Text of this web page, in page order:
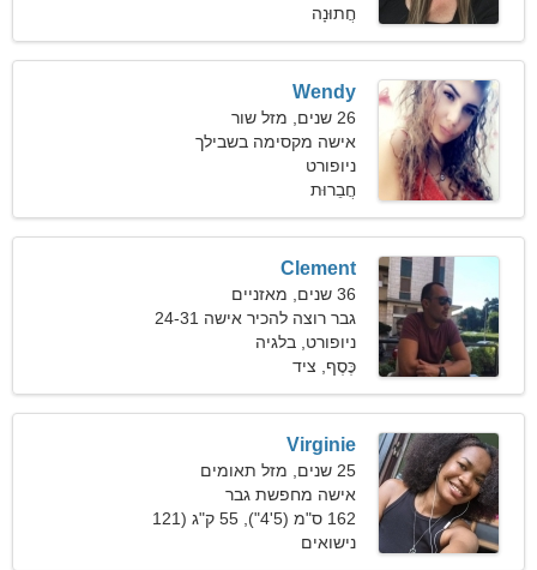
חֲתוּנָה
Wendy
26 שנים, מזל שור
אישה מקסימה בשבילך
ניופורט
חֲבֵרוּת
Clement
36 שנים, מאזניים
גבר רוצה להכיר אישה 24-31
ניופורט, בלגיה
כֶּסֶף, ציד
Virginie
25 שנים, מזל תאומים
אישה מחפשת גבר
162 ס"מ (5'4"), 55 ק"ג (121
פאונד)
נישואים